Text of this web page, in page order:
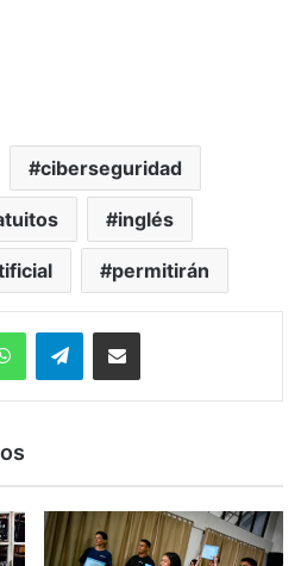
ciberseguridad
inglés
permitirán
WhatsAppTelegramCompartir por correo electrónico